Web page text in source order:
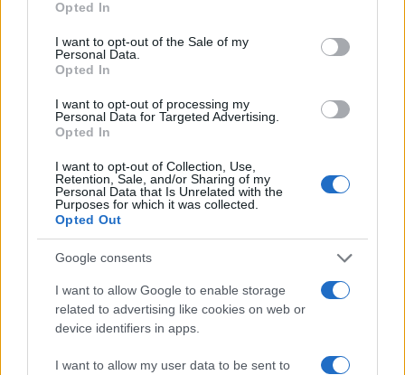
use your data for below specified purposes in below Google
consent section.
Opted In
I want to opt-out of the Sale of my
Personal Data.
Opted In
I want to opt-out of processing my
Personal Data for Targeted Advertising.
Opted In
I want to opt-out of Collection, Use,
Retention, Sale, and/or Sharing of my
Personal Data that Is Unrelated with the
Purposes for which it was collected.
Opted Out
Google consents
I want to allow Google to enable storage
related to advertising like cookies on web or
device identifiers in apps.
I want to allow my user data to be sent to
AUTORE
Martina Marchesi
Martina Marchesi ha guidato la squadra che
ha coperto il piano urbanistico di Firenze,
sull'analisi documentale. Vicedirettrice, porta
un dettaglio personale riconoscibile: una
mappa manoscritta dei rioni fiorentini nella sua